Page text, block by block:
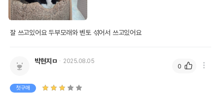
잘 쓰고있어요 두부모래와 벤토 섞어서 쓰고있어요
박현지ㅁ 2025.08.05
첫구매
0